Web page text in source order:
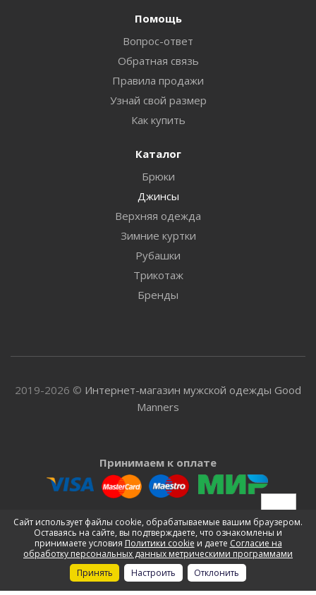
Помощь
Вопрос-ответ
Обратная связь
Правила продажи
Узнай свой размер
Как купить
Каталог
Брюки
Джинсы
Верхняя одежда
Зимние куртки
Рубашки
Трикотаж
Бренды
2019-2026 © Интернет-магазин мужской одежды Good
Manners
Принимаем к оплате
Доставляем
Сайт использует файлы cookie, обрабатываемые вашим браузером.
Оставаясь на сайте, вы подтверждаете, что ознакомлены и
принимаете условия Политики cookie и даете Согласие на
обработку персональных данных метрическими программами
Принять
Настроить Отклонить